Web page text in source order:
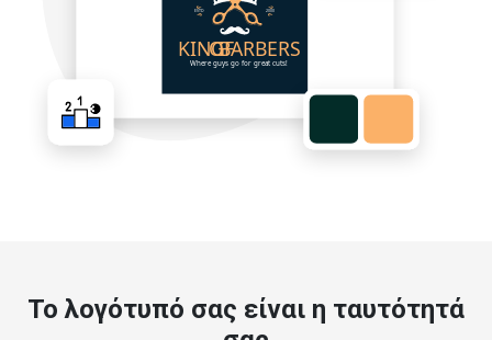
Το λογότυπό σας είναι η ταυτότητά